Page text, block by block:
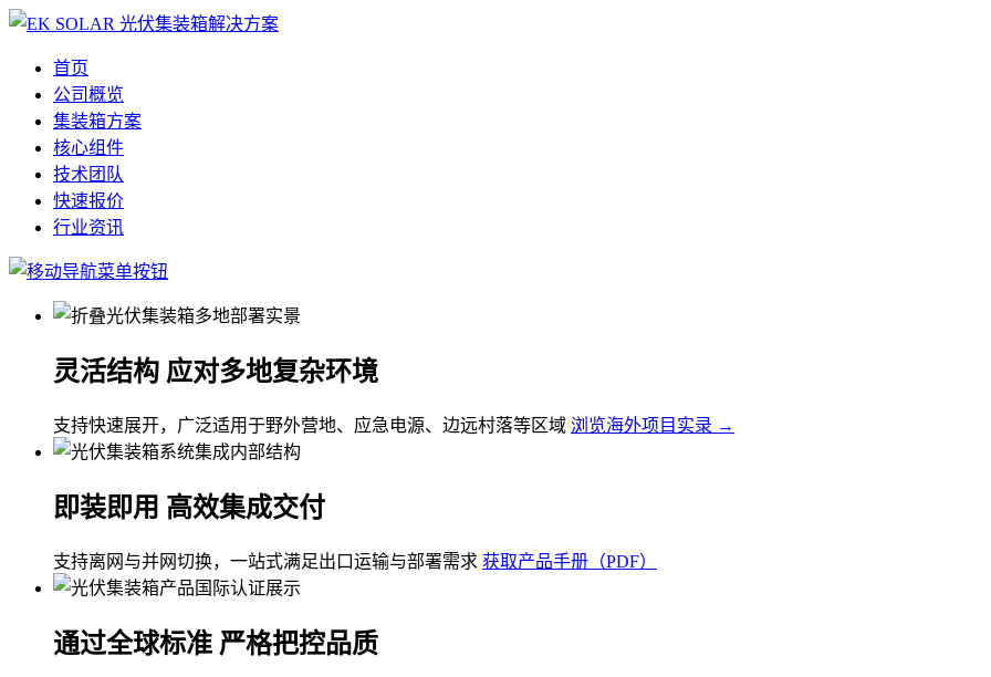
首页
公司概览
集装箱方案
核心组件
技术团队
快速报价
行业资讯
灵活结构 应对多地复杂环境
支持快速展开，广泛适用于野外营地、应急电源、边远村落等区域 浏览海外项目实录 →
即装即用 高效集成交付
支持离网与并网切换，一站式满足出口运输与部署需求 获取产品手册（PDF）
通过全球标准 严格把控品质